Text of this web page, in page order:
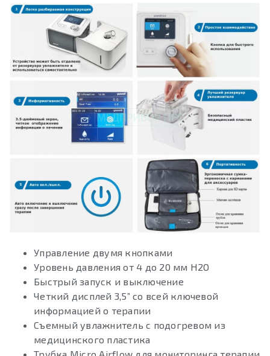
Управление двумя кнопками
Уровень давления от 4 до 20 мм H2О
Быстрый запуск и выключение
Четкий дисплей 3,5” со всей ключевой
информацией о терапии
Съемный увлажнитель с подогревом из
медицинского пластика
Трубка Micro Airflow для мониторинга терапии